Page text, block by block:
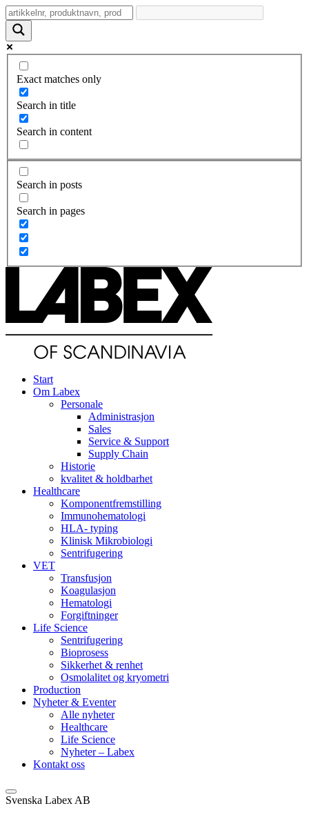
Exact matches only
Search in title
Search in content
Search in posts
Search in pages
Start
Om Labex
Personale
Administrasjon
Sales
Service & Support
Supply Chain
Historie
kvalitet & holdbarhet
Healthcare
Komponentfremstilling
Immunohematologi
HLA- typing
Klinisk Mikrobiologi
Sentrifugering
VET
Transfusjon
Koagulasjon
Hematologi
Forgiftninger
Life Science
Sentrifugering
Bioprosess
Sikkerhet & renhet
Osmolalitet og kryometri
Production
Nyheter & Eventer
Alle nyheter
Healthcare
Life Science
Nyheter – Labex
Kontakt oss
Svenska Labex AB